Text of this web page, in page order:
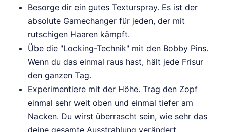
Besorge dir ein gutes Texturspray. Es ist der
absolute Gamechanger für jeden, der mit
rutschigen Haaren kämpft.
Übe die "Locking-Technik" mit den Bobby Pins.
Wenn du das einmal raus hast, hält jede Frisur
den ganzen Tag.
Experimentiere mit der Höhe. Trag den Zopf
einmal sehr weit oben und einmal tiefer am
Nacken. Du wirst überrascht sein, wie sehr das
deine gesamte Ausstrahlung verändert.